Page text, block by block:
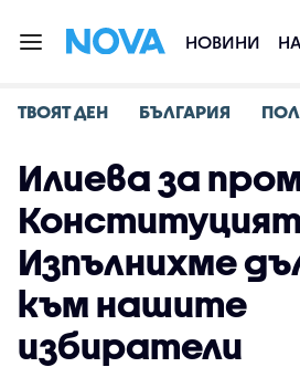
НОВИНИ
ТВОЯТ ДЕН БЪЛГАРИЯ
Илиева за
Изпълнихме
към нашите
избиратели